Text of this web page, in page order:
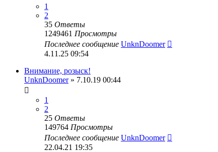
1
2
35 Ответы
1249461 Просмотры
Последнее сообщение UnknDoomer
4.11.25 09:54
Внимание, розыск!
UnknDoomer» 7.10.19 00:44
1
2
25 Ответы
149764 Просмотры
Последнее сообщение UnknDoomer
22.04.21 19:35